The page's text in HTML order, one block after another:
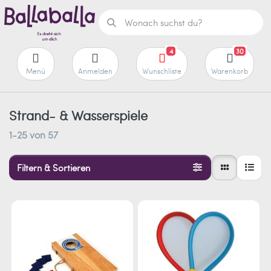
Menü Anmelden
4
Wunschliste
30
Warenkorb
Strand- & Wasserspiele
1-25von 57
Filtern & Sortieren